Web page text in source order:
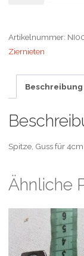
Artikelnummer:
Ziernieten
Beschreibung
Spitze, Guss für
Ähnliche